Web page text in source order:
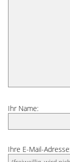
Ihr Name:
Ihre E-Mail-